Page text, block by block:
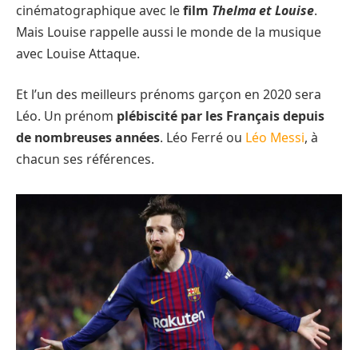
cinématographique avec lefilm Thelma et Louise.
Mais Louise rappelle aussi le monde de la musique
avec Louise Attaque.
Et l’un des meilleurs prénoms garçon en 2020 sera
Léo. Un prénom plébiscité par les Français depuis
de nombreuses années. Léo Ferré ou Léo Messi, à
chacun ses références.